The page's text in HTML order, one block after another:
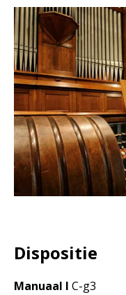
Dispositie
Manuaal I C-g3